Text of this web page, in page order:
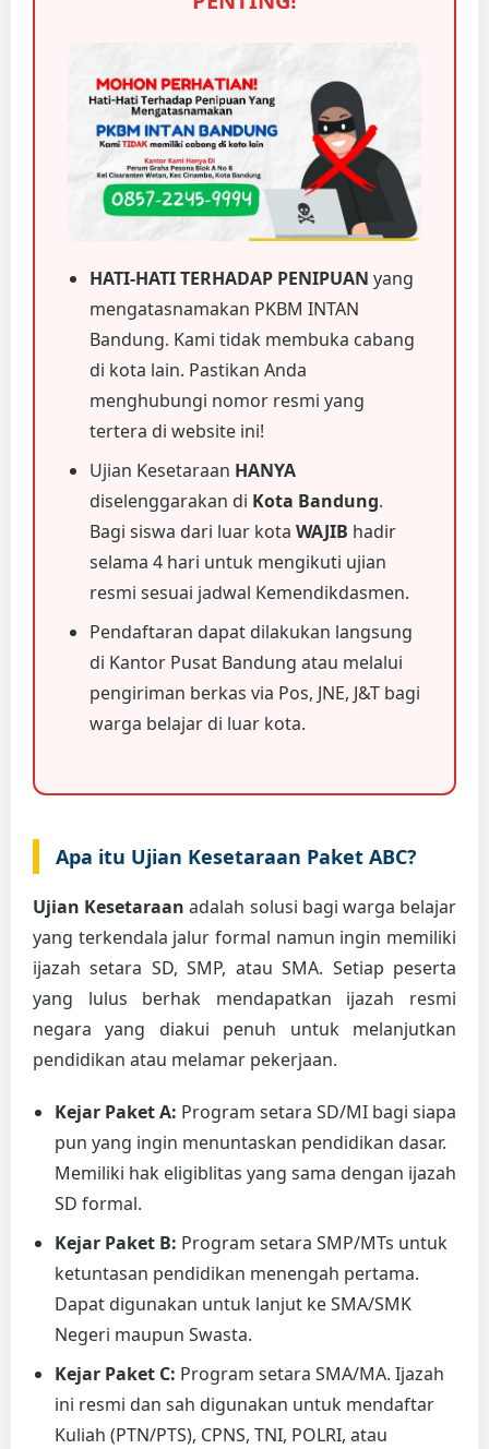
HATI-HATI TERHADAP PENIPUAN yang
mengatasnamakan PKBM INTAN
Bandung. Kami tidak membuka cabang
di kota lain. Pastikan Anda
menghubungi nomor resmi yang
tertera di website ini!
Ujian Kesetaraan HANYA
diselenggarakan di Kota Bandung.
Bagi siswa dari luar kota WAJIB hadir
selama 4 hari untuk mengikuti ujian
resmi sesuai jadwal Kemendikdasmen.
Pendaftaran dapat dilakukan langsung
di Kantor Pusat Bandung atau melalui
pengiriman berkas via Pos, JNE, J&T bagi
warga belajar di luar kota.
Apa itu Ujian Kesetaraan Paket ABC?
Ujian Kesetaraan adalah solusi bagi warga belajar
yang terkendala jalur formal namun ingin memiliki
ijazah setara SD, SMP, atau SMA. Setiap peserta
yang lulus berhak mendapatkan ijazah resmi
negara yang diakui penuh untuk melanjutkan
pendidikan atau melamar pekerjaan.
Kejar Paket A: Program setara SD/MI bagi siapa
pun yang ingin menuntaskan pendidikan dasar.
Memiliki hak eligiblitas yang sama dengan ijazah
SD formal.
Kejar Paket B: Program setara SMP/MTs untuk
ketuntasan pendidikan menengah pertama.
Dapat digunakan untuk lanjut ke SMA/SMK
Negeri maupun Swasta.
Kejar Paket C: Program setara SMA/MA. Ijazah
ini resmi dan sah digunakan untuk mendaftar
Kuliah (PTN/PTS), CPNS, TNI, POLRI, atau